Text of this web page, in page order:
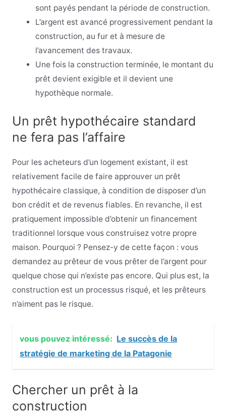
sont payés pendant la période de construction.
L’argent est avancé progressivement pendant la
construction, au fur et à mesure de
l’avancement des travaux.
Une fois la construction terminée, le montant du
prêt devient exigible et il devient une
hypothèque normale.
Un prêt hypothécaire standard
ne fera pas l’affaire
Pour les acheteurs d’un logement existant, il est
relativement facile de faire approuver un prêt
hypothécaire classique, à condition de disposer d’un
bon crédit et de revenus fiables. En revanche, il est
pratiquement impossible d’obtenir un financement
traditionnel lorsque vous construisez votre propre
maison. Pourquoi ? Pensez-y de cette façon : vous
demandez au prêteur de vous prêter de l’argent pour
quelque chose qui n’existe pas encore. Qui plus est, la
construction est un processus risqué, et les prêteurs
n’aiment pas le risque.
vous pouvez intéressé: Le succès de la
stratégie de marketing de la Patagonie
Chercher un prêt à la
construction